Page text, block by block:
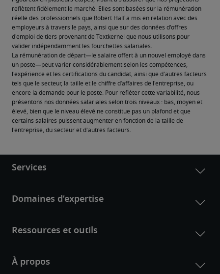
reflètent fidèlement le marché. Elles sont basées sur la rémunération
réelle des professionnels que Robert Half a mis en relation avec des
employeurs à travers le pays, ainsi que sur des données d'offres
d'emploi de tiers provenant de Textkernel que nous utilisons pour
valider indépendamment les fourchettes salariales.
La rémunération de départ—le salaire offert à un nouvel employé dans
un poste—peut varier considérablement selon les compétences,
l'expérience et les certifications du candidat, ainsi que d'autres facteurs
tels que le secteur, la taille et le chiffre d’affaires de l'entreprise, ou
encore la demande pour le poste. Pour refléter cette variabilité, nous
présentons nos données salariales selon trois niveaux : bas, moyen et
élevé, bien que le niveau élevé ne constitue pas un plafond et que
certains salaires puissent augmenter en fonction de la taille de
l'entreprise, du secteur et d'autres facteurs.